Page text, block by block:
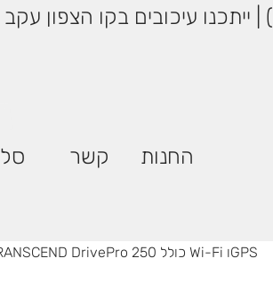
שליח עד הבית עד 5 ימי עסקים! | רק 29.90 ₪ (אילת: 59.90₪) | ייתכנו עיכובים בקו הצפון עקב
סל קשר החנות
מצלמת רכב TRANSCEND DrivePro 250 כולל Wi-Fi וGPS